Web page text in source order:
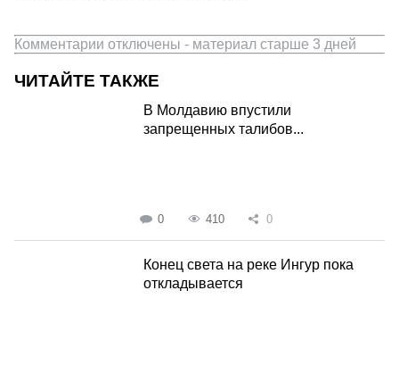
Комментарии отключены - материал старше 3 дней
ЧИТАЙТЕ ТАКЖЕ
В Молдавию впустили
запрещенных талибов...
0 410 0
Конец света на реке Ингур пока
откладывается